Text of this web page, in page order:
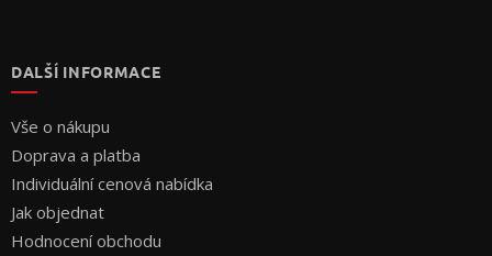
DALŠÍ INFORMACE
Vše o nákupu
Doprava a platba
Individuální cenová nabídka
Jak objednat
Hodnocení obchodu